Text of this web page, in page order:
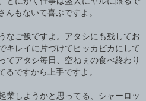
んもないて喜ぶですよ。
なご飯ですよ。アタシにも残してお
キレイに片づけてピッカピカにして
てアタシ毎日、空ねぇの食べ終わり
るですから上手ですよ。
業しようかと思ってる、シャーロッ